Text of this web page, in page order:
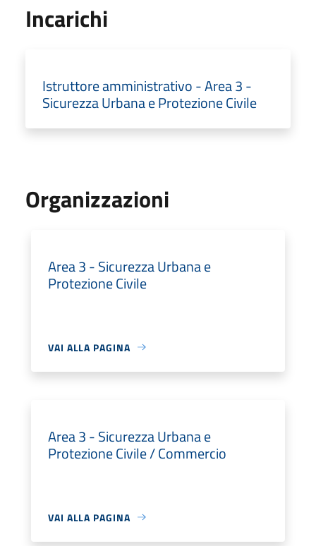
Incarichi
Istruttore amministrativo - Area 3 -
Sicurezza Urbana e Protezione Civile
Organizzazioni
Area 3 - Sicurezza Urbana e
Protezione Civile
VAI ALLA PAGINA
Area 3 - Sicurezza Urbana e
Protezione Civile / Commercio
VAI ALLA PAGINA